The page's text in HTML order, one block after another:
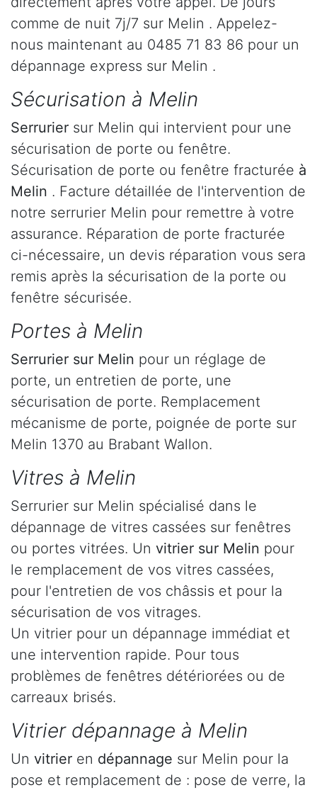
comme de nuit 7j/7 sur Melin . Appelez-
nous maintenant au 0485 71 83 86 pour un
dépannage express sur Melin .
Sécurisation à Melin
Serrurier sur Melin qui intervient pour une
sécurisation de porte ou fenêtre.
Sécurisation de porte ou fenêtre fracturée à
Melin . Facture détaillée de l'intervention de
notre serrurier Melin pour remettre à votre
assurance. Réparation de porte fracturée
ci-nécessaire, un devis réparation vous sera
remis après la sécurisation de la porte ou
fenêtre sécurisée.
Portes à Melin
Serrurier sur Melin pour un réglage de
porte, un entretien de porte, une
sécurisation de porte. Remplacement
mécanisme de porte, poignée de porte sur
Melin 1370 au Brabant Wallon.
Vitres à Melin
Serrurier sur Melin spécialisé dans le
dépannage de vitres cassées sur fenêtres
ou portes vitrées. Un vitrier sur Melin pour
le remplacement de vos vitres cassées,
pour l'entretien de vos châssis et pour la
sécurisation de vos vitrages.
Un vitrier pour un dépannage immédiat et
une intervention rapide. Pour tous
problèmes de fenêtres détériorées ou de
carreaux brisés.
Vitrier dépannage à Melin
Un vitrier en dépannage sur Melin pour la
pose et remplacement de : pose de verre, la